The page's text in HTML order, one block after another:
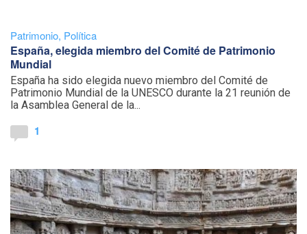
Patrimonio, Política
España, elegida miembro del Comité de Patrimonio
Mundial
España ha sido elegida nuevo miembro del Comité de
Patrimonio Mundial de la UNESCO durante la 21 reunión de
la Asamblea General de la...
1